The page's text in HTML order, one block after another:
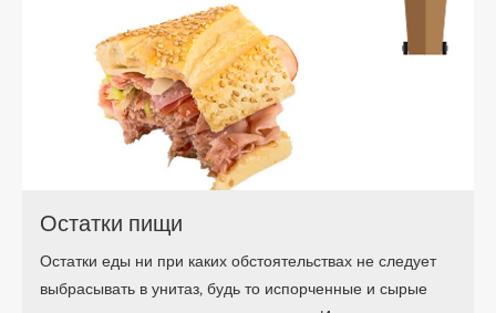
Остатки пищи
Остатки еды ни при каких обстоятельствах не следует
выбрасывать в унитаз, будь то испорченные и сырые